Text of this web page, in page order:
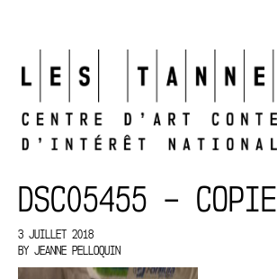
DSC05455 – COPIE
3 JUILLET 2018
BY JEANNE PELLOQUIN